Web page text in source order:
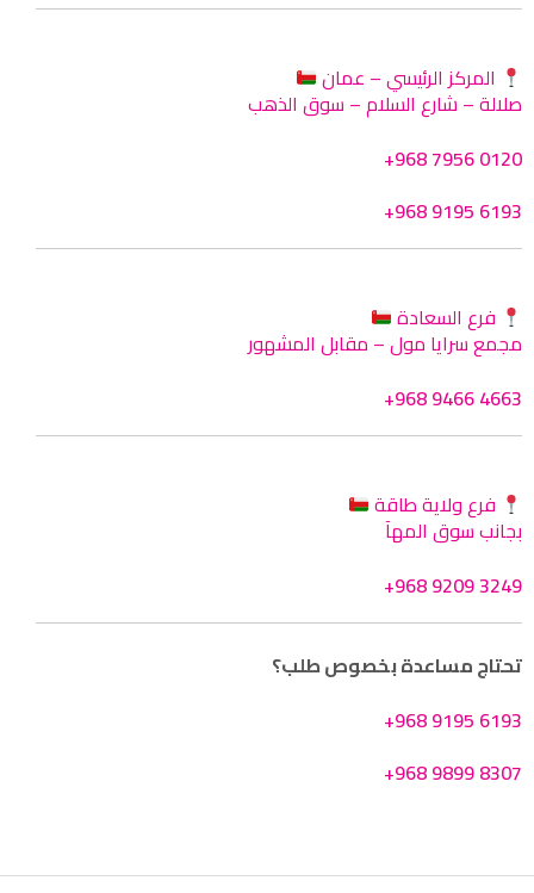
المركز الرئيسي – عمان
صلالة – شارع السلام – سوق الذهب
+968 7956 0120
+968 9195 6193
فرع السعادة
مجمع سرايا مول – مقابل المشهور
+968 9466 4663
فرع ولاية طاقة
بجانب سوق المهآ
+968 9209 3249
تحتاج مساعدة بخصوص طلب؟
+968 9195 6193
+968 9899 8307